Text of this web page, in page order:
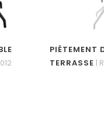
PIÈTEMENT
TERRASSE |